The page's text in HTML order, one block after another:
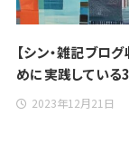
【シン・雑記ブロ
めに実践している
2023年12月21日